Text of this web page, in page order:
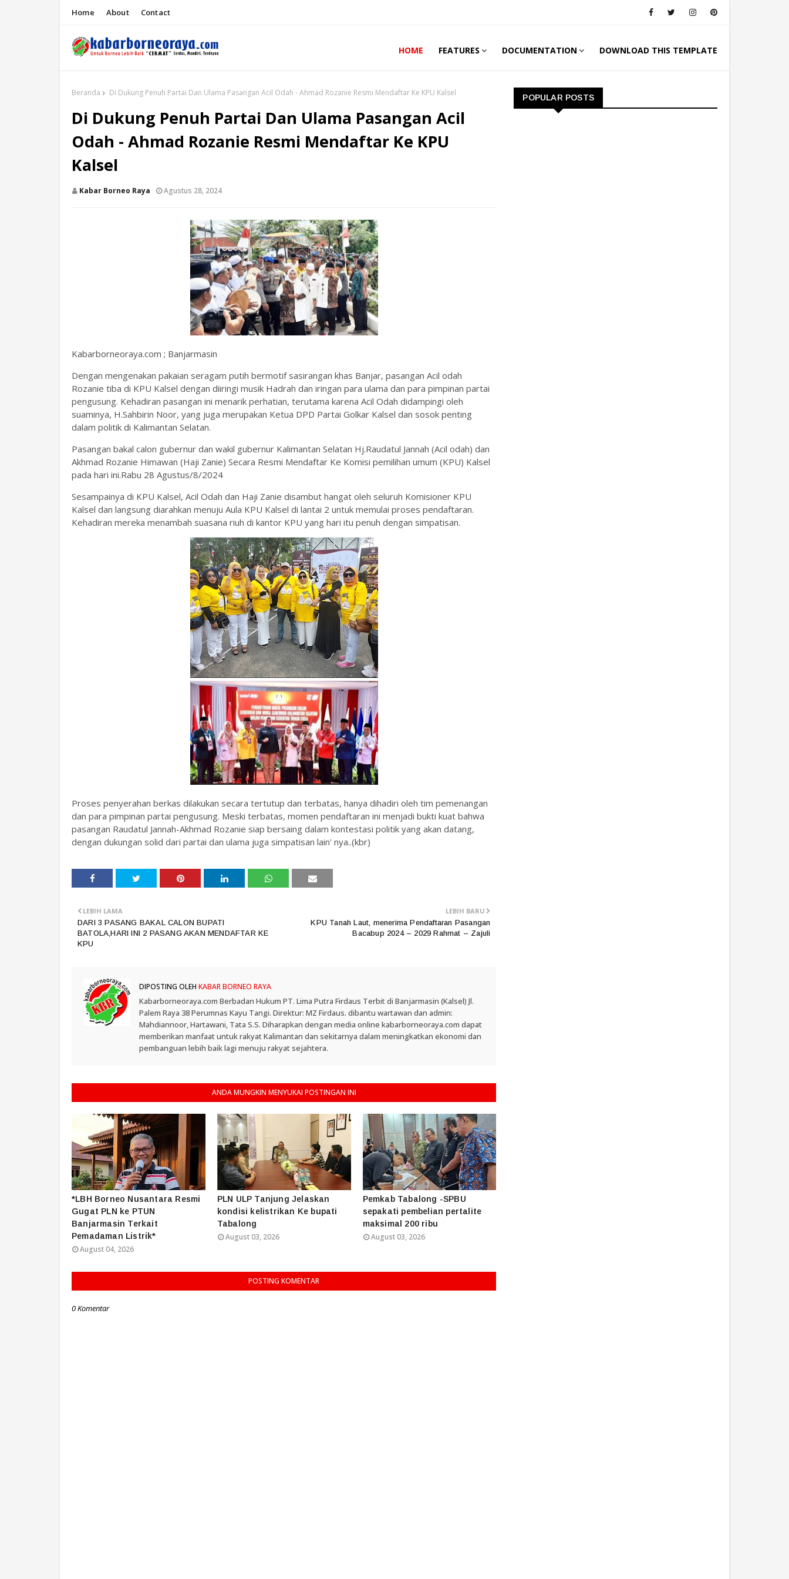
Home About Contact
HOME FEATURES DOCUMENTATION DOWNLOAD THIS TEMPLATE
Beranda Di Dukung Penuh Partai Dan Ulama Pasangan Acil Odah - Ahmad Rozanie Resmi Mendaftar Ke KPU Kalsel
Di Dukung Penuh Partai Dan Ulama Pasangan Acil
Odah - Ahmad Rozanie Resmi Mendaftar Ke KPU
Kalsel
Kabar Borneo Raya Agustus 28, 2024
Kabarborneoraya.com ; Banjarmasin
Dengan mengenakan pakaian seragam putih bermotif sasirangan khas Banjar, pasangan Acil odah
Rozanie tiba di KPU Kalsel dengan diiringi musik Hadrah dan iringan para ulama dan para pimpinan partai
pengusung. Kehadiran pasangan ini menarik perhatian, terutama karena Acil Odah didampingi oleh
suaminya, H.Sahbirin Noor, yang juga merupakan Ketua DPD Partai Golkar Kalsel dan sosok penting
dalam politik di Kalimantan Selatan.
Pasangan bakal calon gubernur dan wakil gubernur Kalimantan Selatan Hj.Raudatul Jannah (Acil odah) dan
Akhmad Rozanie Himawan (Haji Zanie) Secara Resmi Mendaftar Ke Komisi pemilihan umum (KPU) Kalsel
pada hari ini.Rabu 28 Agustus/8/2024
Sesampainya di KPU Kalsel, Acil Odah dan Haji Zanie disambut hangat oleh seluruh Komisioner KPU
Kalsel dan langsung diarahkan menuju Aula KPU Kalsel di lantai 2 untuk memulai proses pendaftaran.
Kehadiran mereka menambah suasana riuh di kantor KPU yang hari itu penuh dengan simpatisan.
Proses penyerahan berkas dilakukan secara tertutup dan terbatas, hanya dihadiri oleh tim pemenangan
dan para pimpinan partai pengusung. Meski terbatas, momen pendaftaran ini menjadi bukti kuat bahwa
pasangan Raudatul Jannah-Akhmad Rozanie siap bersaing dalam kontestasi politik yang akan datang,
dengan dukungan solid dari partai dan ulama juga simpatisan lain' nya..(kbr)
LEBIH BARU
KPU Tanah Laut, menerima Pendaftaran Pasangan
Bacabup 2024 – 2029 Rahmat – Zajuli
LEBIH LAMA
DARI 3 PASANG BAKAL CALON BUPATI
BATOLA,HARI INI 2 PASANG AKAN MENDAFTAR KE
KPU
DIPOSTING OLEH KABAR BORNEO RAYA
Kabarborneoraya.com Berbadan Hukum PT. Lima Putra Firdaus Terbit di Banjarmasin (Kalsel) Jl.
Palem Raya 38 Perumnas Kayu Tangi. Direktur: MZ Firdaus. dibantu wartawan dan admin:
Mahdiannoor, Hartawani, Tata S.S. Diharapkan dengan media online kabarborneoraya.com dapat
memberikan manfaat untuk rakyat Kalimantan dan sekitarnya dalam meningkatkan ekonomi dan
pembanguan lebih baik lagi menuju rakyat sejahtera.
ANDA MUNGKIN MENYUKAI POSTINGAN INI
*LBH Borneo Nusantara Resmi
Gugat PLN ke PTUN
Banjarmasin Terkait
Pemadaman Listrik*
August 04, 2026
PLN ULP Tanjung Jelaskan
kondisi kelistrikan Ke bupati
Tabalong
August 03, 2026
Pemkab Tabalong -SPBU
sepakati pembelian pertalite
maksimal 200 ribu
August 03, 2026
POSTING KOMENTAR
0 Komentar
POPULAR POSTS